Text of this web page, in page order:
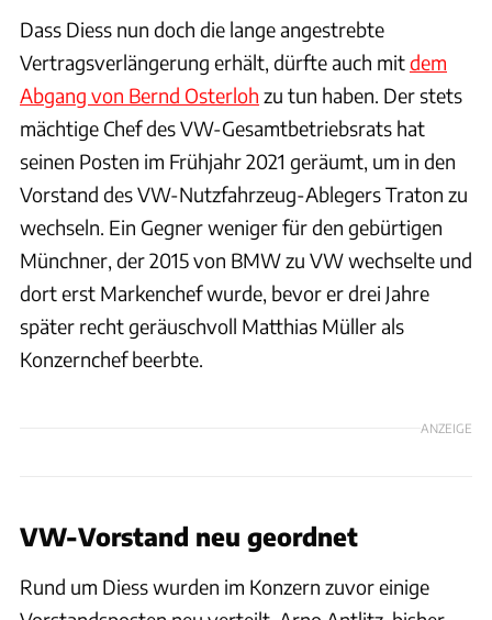
Dass Diess nun doch die lange angestrebte
Vertragsverlängerung erhält, dürfte auch mitdem
Abgang von Bernd Osterloh zu tun haben. Der stets
mächtige Chef des VW-Gesamtbetriebsrats hat
seinen Posten im Frühjahr 2021 geräumt, um in den
Vorstand des VW-Nutzfahrzeug-Ablegers Traton zu
wechseln. Ein Gegner weniger für den gebürtigen
Münchner, der 2015 von BMW zu VW wechselte und
dort erst Markenchef wurde, bevor er drei Jahre
später recht geräuschvoll Matthias Müller als
Konzernchef beerbte.
ANZEIGE
VW-Vorstand neu geordnet
Rund um Diess wurden im Konzern zuvor einige